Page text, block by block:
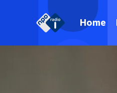
Home